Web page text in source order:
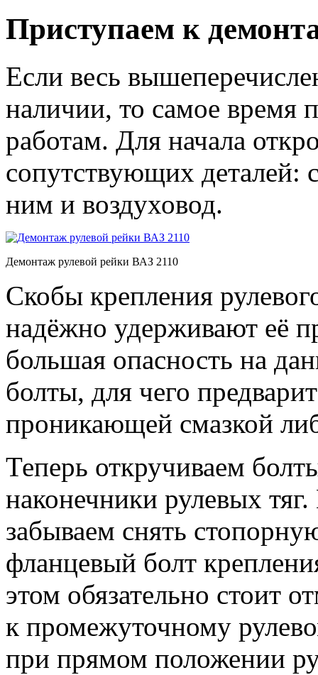
Приступаем к
Если весь
наличии, то самое время
работам. Для начала
сопутствующих деталей:
ним и воздуховод.
Демонтаж рулевой рейки ВАЗ 2110
Скобы крепления
надёжно удерживают её
большая опасность на
болты, для чего
проникающей смазкой
Теперь откручиваем
наконечники рулевых
забываем снять
фланцевый болт
этом обязательно стоит
к промежуточному
при прямом положении